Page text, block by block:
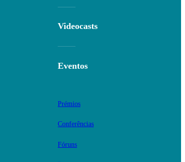
Videocasts
Eventos
Prémios
Conferências
Fóruns